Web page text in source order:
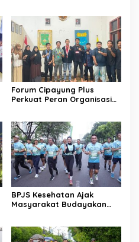
Forum Cipayung Plus
Perkuat Peran Organisasi
Mitra Kritis Pemerintah
BPJS Kesehatan Ajak
Masyarakat Budayakan